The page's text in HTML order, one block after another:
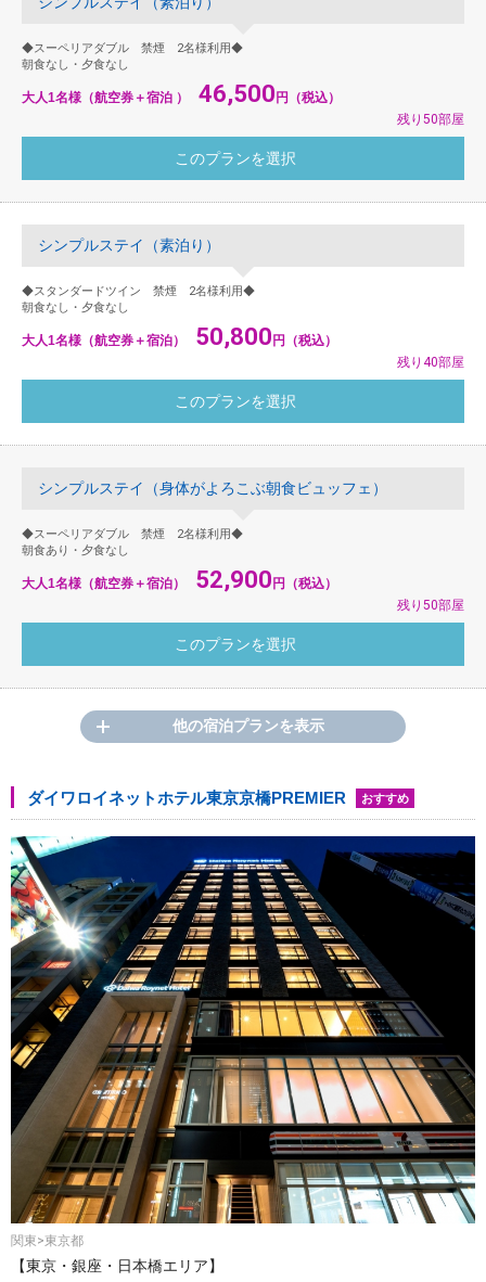
◆スーペリアダブル 禁煙 2名様利用◆
朝食なし・夕食なし
大人1名様（航空券＋宿泊 ） 46,500 円（税込）
残り50部屋
シンプルステイ（素泊り）
◆スタンダードツイン 禁煙 2名様利用◆
朝食なし・夕食なし
大人1名様（航空券＋宿泊） 50,800 円（税込）
残り40部屋
シンプルステイ（身体がよろこぶ朝食ビュッフェ）
◆スーペリアダブル 禁煙 2名様利用◆
朝食あり・夕食なし
大人1名様（航空券＋宿泊） 52,900 円（税込）
残り50部屋
他の宿泊プランを表示
ダイワロイネットホテル東京京橋PREMIER おすすめ
関東>東京都
【東京・銀座・日本橋エリア】